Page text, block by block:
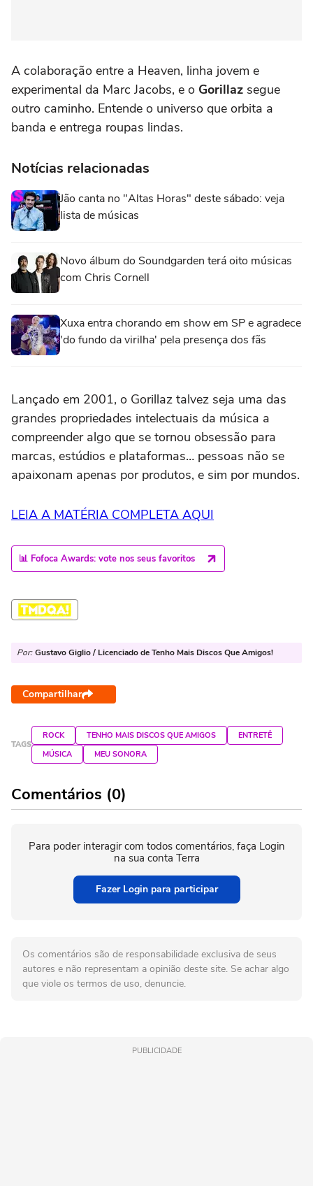
A colaboração entre a Heaven, linha jovem e
experimental da Marc Jacobs, e o Gorillaz segue
outro caminho. Entende o universo que orbita a
banda e entrega roupas lindas.
Notícias relacionadas
Jão canta no "Altas Horas" deste sábado: veja
lista de músicas
Novo álbum do Soundgarden terá oito músicas
com Chris Cornell
Xuxa entra chorando em show em SP e agradece
'do fundo da virilha' pela presença dos fãs
Lançado em 2001, o Gorillaz talvez seja uma das
grandes propriedades intelectuais da música a
compreender algo que se tornou obsessão para
marcas, estúdios e plataformas… pessoas não se
apaixonam apenas por produtos, e sim por mundos.
LEIA A MATÉRIA COMPLETA AQUI
📊 Fofoca Awards: vote nos seus favoritos
Por: Gustavo Giglio / Licenciado de Tenho Mais Discos Que Amigos!
Compartilhar
TAGS
ROCK TENHO MAIS DISCOS QUE AMIGOS
ENTRETÊ
MÚSICA
MEU SONORA
Comentários (0)
Para poder interagir com todos comentários, faça Login
na sua conta Terra
Fazer Login para participar
Os comentários são de responsabilidade exclusiva de seus
autores e não representam a opinião deste site. Se achar algo
que viole os termos de uso, denuncie.
PUBLICIDADE